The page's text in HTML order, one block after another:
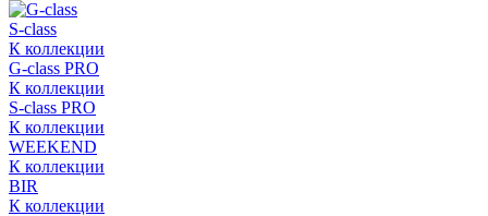
S-class
К коллекции
G-class PRO
К коллекции
S-class PRO
К коллекции
WEEKEND
К коллекции
BIR
К коллекции